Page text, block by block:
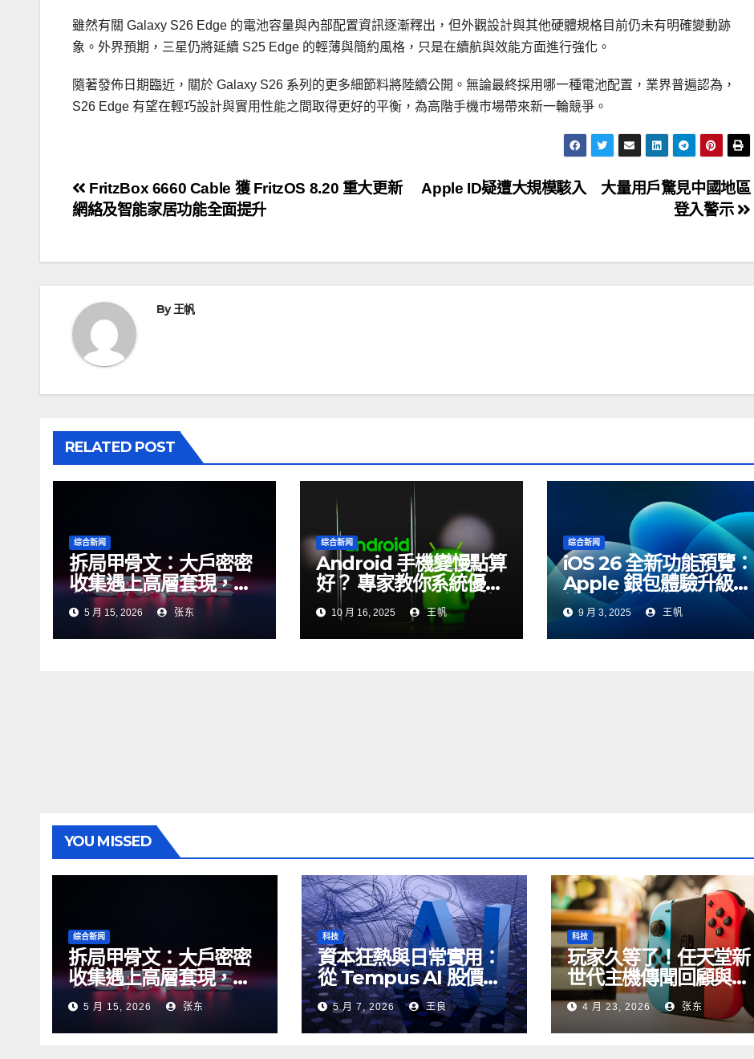
雖然有關 Galaxy S26 Edge 的電池容量與內部配置資訊逐漸釋出，但外觀設計與其他硬體規格目前仍未有明確變動跡
象。外界預期，三星仍將延續 S25 Edge 的輕薄與簡約風格，只是在續航與效能方面進行強化。
隨著發佈日期臨近，關於 Galaxy S26 系列的更多細節料將陸續公開。無論最終採用哪一種電池配置，業界普遍認為，
S26 Edge 有望在輕巧設計與實用性能之間取得更好的平衡，為高階手機市場帶來新一輪競爭。
文
章
導
Apple ID疑遭大規模駭入 大量用戶驚見中國地區
登入警示
FritzBox 6660 Cable 獲 FritzOS 8.20 重大更新
網絡及智能家居功能全面提升
By王帆
RELATED POST
综合新闻
拆局甲骨文：大戶密密
收集遇上高層套現，盤
整期後何去何從？
5 月 15, 2026 张东
综合新闻
Android 手機變慢點算
好？ 專家教你系統優化
兼 Android 16 新功能
全攻略
10 月 16, 2025 王帆
综合新闻
iOS 26 全新功能預覽：
Apple 銀包體驗升級，
第九測試版系統同步登
場9 月 3, 2025 王帆
YOU MISSED
综合新闻
拆局甲骨文：大戶密密
收集遇上高層套現，盤
整期後何去何從？
5 月 15, 2026 张东
科技
資本狂熱與日常實用：
從 Tempus AI 股價過
山車，看 Google AI 搜
尋的真實伏位與妙用
5 月 7, 2026 王良
科技
玩家久等了！任天堂新
世代主機傳聞回顧與
《Overwatch 2》實測
4 月 23, 2026 张东